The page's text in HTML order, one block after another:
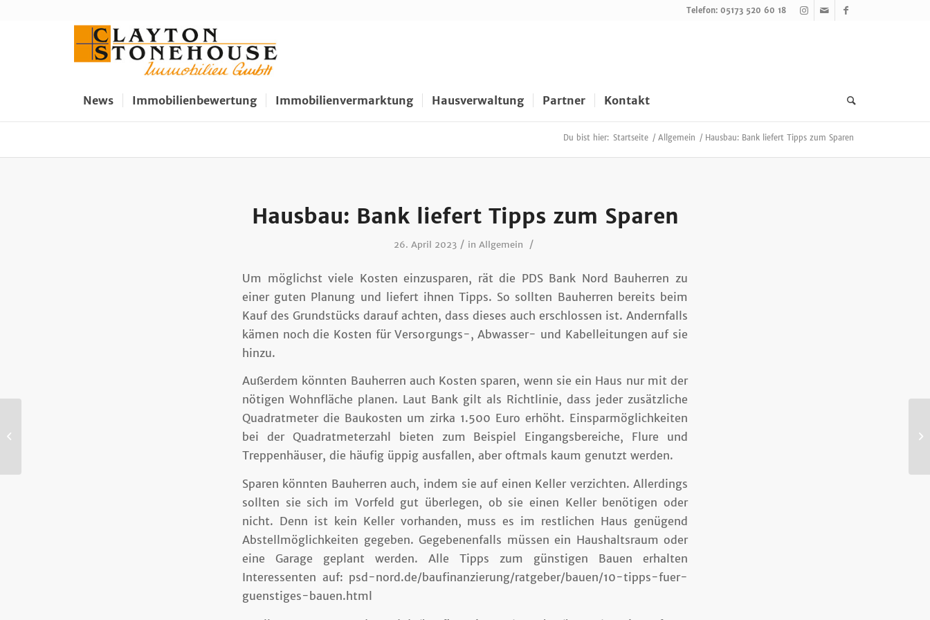
Telefon: 05173 520 60 18
News Immobilienbewertung Immobilienvermarktung Hausverwaltung Partner Kontakt
Du bist hier: Startseite / Allgemein / Hausbau: Bank liefert Tipps zum Sparen
Hausbau: Bank liefert Tipps zum Sparen
26. April 2023 / in Allgemein /
Um möglichst viele Kosten einzusparen, rät die PDS Bank Nord Bauherren zu
einer guten Planung und liefert ihnen Tipps. So sollten Bauherren bereits beim
Kauf des Grundstücks darauf achten, dass dieses auch erschlossen ist. Andernfalls
kämen noch die Kosten für Versorgungs-, Abwasser- und Kabelleitungen auf sie
hinzu.
Außerdem könnten Bauherren auch Kosten sparen, wenn sie ein Haus nur mit der
nötigen Wohnfläche planen. Laut Bank gilt als Richtlinie, dass jeder zusätzliche
Quadratmeter die Baukosten um zirka 1.500 Euro erhöht. Einsparmöglichkeiten
bei der Quadratmeterzahl bieten zum Beispiel Eingangsbereiche, Flure und
Treppenhäuser, die häufig üppig ausfallen, aber oftmals kaum genutzt werden.
Sparen könnten Bauherren auch, indem sie auf einen Keller verzichten. Allerdings
sollten sie sich im Vorfeld gut überlegen, ob sie einen Keller benötigen oder
nicht. Denn ist kein Keller vorhanden, muss es im restlichen Haus genügend
Abstellmöglichkeiten gegeben. Gegebenenfalls müssen ein Haushaltsraum oder
eine Garage geplant werden. Alle Tipps zum günstigen Bauen erhalten
Interessenten auf: psd-nord.de/baufinanzierung/ratgeber/bauen/10-tipps-fuer-
guenstiges-bauen.html